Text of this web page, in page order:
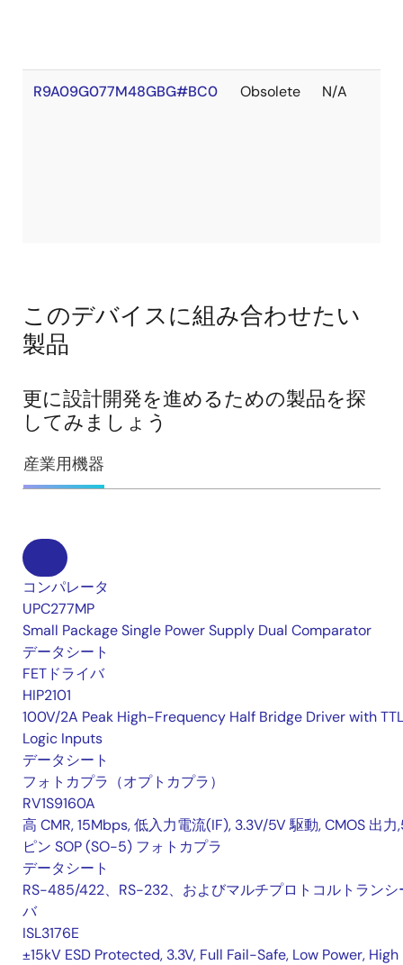
R9A09G077M48GBG#BC0 Obsolete N/A
このデバイスに組み合わせたい
製品
更に設計開発を進めるための製品を探
してみましょう
産業用機器
コンパレータ
UPC277MP
Small Package Single Power Supply Dual Comparator
データシート
FETドライバ
HIP2101
100V/2A Peak High-Frequency Half Bridge Driver with TTL
Logic Inputs
データシート
フォトカプラ（オプトカプラ）
RV1S9160A
高 CMR, 15Mbps, 低入力電流(IF), 3.3V/5V 駆動, CMOS 出力
ピン SOP (SO-5) フォトカプラ
データシート
RS-485/422、RS-232、およびマルチプロトコルトランシ
バ
ISL3176E
±15kV ESD Protected, 3.3V, Full Fail-Safe, Low Power, High